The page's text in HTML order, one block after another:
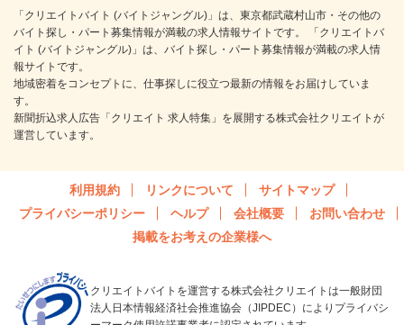
「クリエイトバイト (バイトジャングル)」は、東京都武蔵村山市・その他の
バイト探し・パート募集情報が満載の求人情報サイトです。 「クリエイトバ
イト (バイトジャングル)」は、バイト探し・パート募集情報が満載の求人情
報サイトです。
地域密着をコンセプトに、仕事探しに役立つ最新の情報をお届けしていま
す。
新聞折込求人広告「クリエイト 求人特集」を展開する株式会社クリエイトが
運営しています。
利用規約 リンクについて
サイトマップ
プライバシーポリシー
ヘルプ 会社概要
お問い合わせ
掲載をお考えの企業様へ
クリエイトバイトを運営する株式会社クリエイトは一般財団
法人日本情報経済社会推進協会（JIPDEC）によりプライバシ